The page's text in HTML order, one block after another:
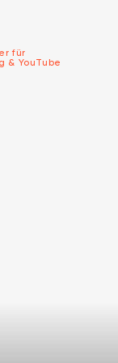
für
& YouTube